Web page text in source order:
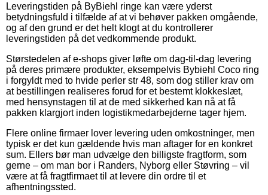
Leveringstiden på ByBiehl ringe kan være yderst
betydningsfuld i tilfælde af at vi behøver pakken omgående,
og af den grund er det helt klogt at du kontrollerer
leveringstiden på det vedkommende produkt.
Størstedelen af e-shops giver løfte om dag-til-dag levering
på deres primære produkter, eksempelvis Bybiehl Coco ring
i forgyldt med to hvide perler str 48, som dog stiller krav om
at bestillingen realiseres forud for et bestemt klokkeslæt,
med hensynstagen til at de med sikkerhed kan nå at få
pakken klargjort inden logistikmedarbejderne tager hjem.
Flere online firmaer lover levering uden omkostninger, men
typisk er det kun gældende hvis man aftager for en konkret
sum. Ellers bør man udvælge den billigste fragtform, som
gerne – om man bor i Randers, Nyborg eller Støvring – vil
være at få fragtfirmaet til at levere din ordre til et
afhentningssted.